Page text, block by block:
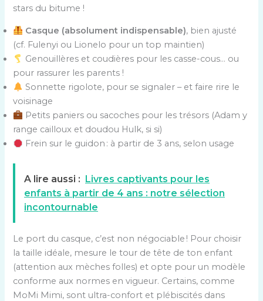
stars du bitume !
Casque (absolument indispensable), bien ajusté
(cf. Fulenyi ou Lionelo pour un top maintien)
Genouillères et coudières pour les casse-cous… ou
pour rassurer les parents !
Sonnette rigolote, pour se signaler – et faire rire le
voisinage
Petits paniers ou sacoches pour les trésors (Adam y
range cailloux et doudou Hulk, si si)
Frein sur le guidon : à partir de 3 ans, selon usage
A lire aussi : Livres captivants pour les
enfants à partir de 4 ans : notre sélection
incontournable
Le port du casque, c’est non négociable ! Pour choisir
la taille idéale, mesure le tour de tête de ton enfant
(attention aux mèches folles) et opte pour un modèle
conforme aux normes en vigueur. Certains, comme
MoMi Mimi, sont ultra-confort et plébiscités dans